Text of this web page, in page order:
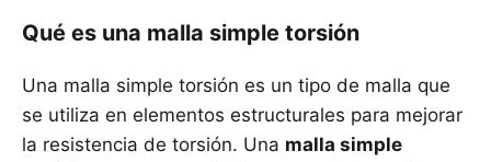
Qué es una malla simple torsión
Una malla simple torsión es un tipo de malla que
se utiliza en elementos estructurales para mejorar
la resistencia de torsión. Una malla simple